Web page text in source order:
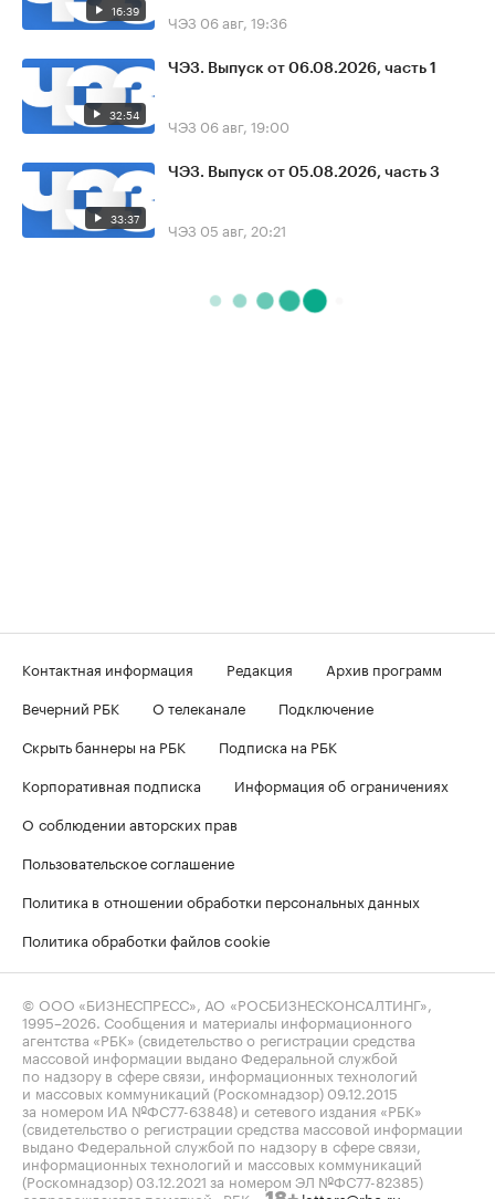
16:39 ЧЭЗ 06 авг, 19:36
32:54
ЧЭЗ. Выпуск от 06.08.2026, часть 1
ЧЭЗ 06 авг, 19:00
33:37
ЧЭЗ. Выпуск от 05.08.2026, часть 3
ЧЭЗ 05 авг, 20:21
Контактная информация Редакция
Архив программ
Вечерний РБК
О телеканале
Подключение
Скрыть баннеры на РБК
Подписка на РБК
Корпоративная подписка
Информация об ограничениях
О соблюдении авторских прав
Пользовательское соглашение
Политика в отношении обработки персональных данных
Политика обработки файлов cookie
© ООО «БИЗНЕСПРЕСС», АО «РОСБИЗНЕСКОНСАЛТИНГ»,
1995–2026 . Сообщения и материалы информационного
агентства «РБК» (свидетельство о регистрации средства
массовой информации выдано Федеральной службой
по надзору в сфере связи, информационных технологий
и массовых коммуникаций (Роскомнадзор) 09.12.2015
за номером ИА №ФС77-63848) и сетевого издания «РБК»
(свидетельство о регистрации средства массовой информации
выдано Федеральной службой по надзору в сфере связи,
информационных технологий и массовых коммуникаций
(Роскомнадзор) 03.12.2021 за номером ЭЛ №ФС77-82385)